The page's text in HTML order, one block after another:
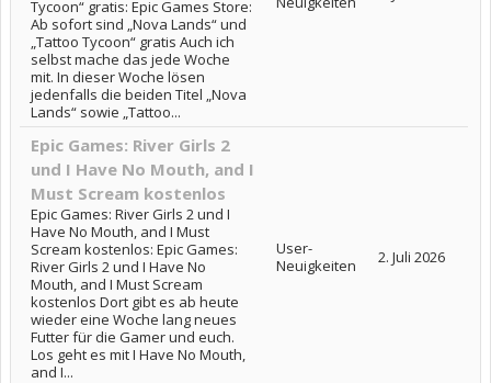
Tycoon“ gratis: Epic Games Store:
Ab sofort sind „Nova Lands“ und
„Tattoo Tycoon“ gratis Auch ich
selbst mache das jede Woche
mit. In dieser Woche lösen
jedenfalls die beiden Titel „Nova
Lands“ sowie „Tattoo...
Epic Games: River Girls 2
und I Have No Mouth, and I
Must Scream kostenlos
Epic Games: River Girls 2 und I
Have No Mouth, and I Must
Scream kostenlos: Epic Games:
River Girls 2 und I Have No
Mouth, and I Must Scream
kostenlos Dort gibt es ab heute
wieder eine Woche lang neues
Futter für die Gamer und euch.
Los geht es mit I Have No Mouth,
and I...
User-
Neuigkeiten
2. Juli 2026